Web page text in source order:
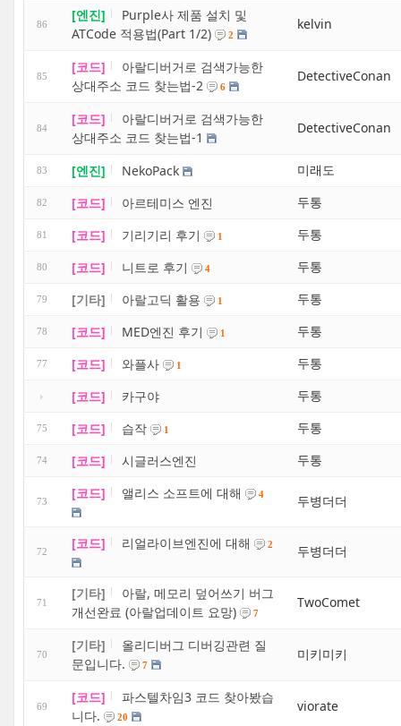
86
[엔진]
Purple사 제품 설치 및
ATCode 적용법(Part 1/2)
2
kelvin
85
[코드]
아랄디버거로 검색가능한
상대주소 코드 찾는법-2
6
DetectiveConan
84
[코드]
아랄디버거로 검색가능한
상대주소 코드 찾는법-1
DetectiveConan
83 [엔진] NekoPack 미래도
82 [코드] 아르테미스 엔진 두통
81 [코드] 기리기리 후기 1 두통
80 [코드] 니트로 후기 4 두통
79 [기타] 아랄고딕 활용 1 두통
78 [코드] MED엔진 후기 1 두통
77 [코드] 와플사 1
두통
[코드]
카구야 두통
75 [코드] 습작 1 두통
74 [코드] 시글러스엔진 두통
73 [코드] 앨리스 소프트에 대해 4 두병더더
72 [코드] 리얼라이브엔진에 대해 2 두병더더
71
[기타]
아랄, 메모리 덮어쓰기 버그
개선완료 (아랄업데이트 요망)
7
TwoComet
70
[기타]
올리디버그 디버깅관련 질
문입니다.
7
미키미키
69
[코드]
파스텔차임3 코드 찾아봤습
니다.
20
viorate